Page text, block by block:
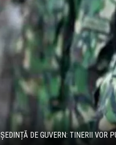
ȘEDINȚĂ DE GUVERN: TINERII VOR